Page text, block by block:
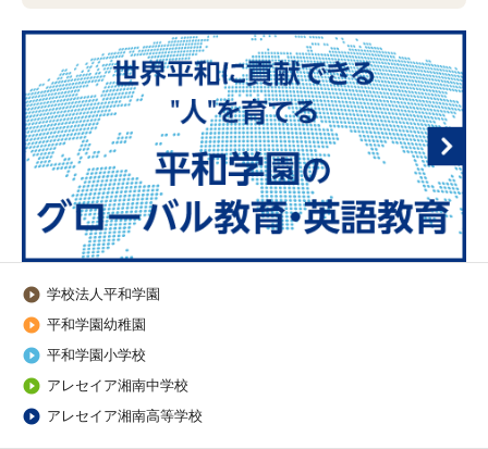
 学校法人平和学園
 平和学園幼稚園
 平和学園小学校
 アレセイア湘南中学校
 アレセイア湘南高等学校